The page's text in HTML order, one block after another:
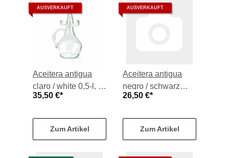
AUSVERKAUFT
Aceitera antigua
claro / white 0,5-l, je
Stück
35,50 €*
Zum Artikel
AUSVERKAUFT
Aceitera antigua
negro / schwarz
Spirale 0,25-l, je
26,50 €*
Zum Artikel